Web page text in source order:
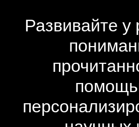
Развивайте у